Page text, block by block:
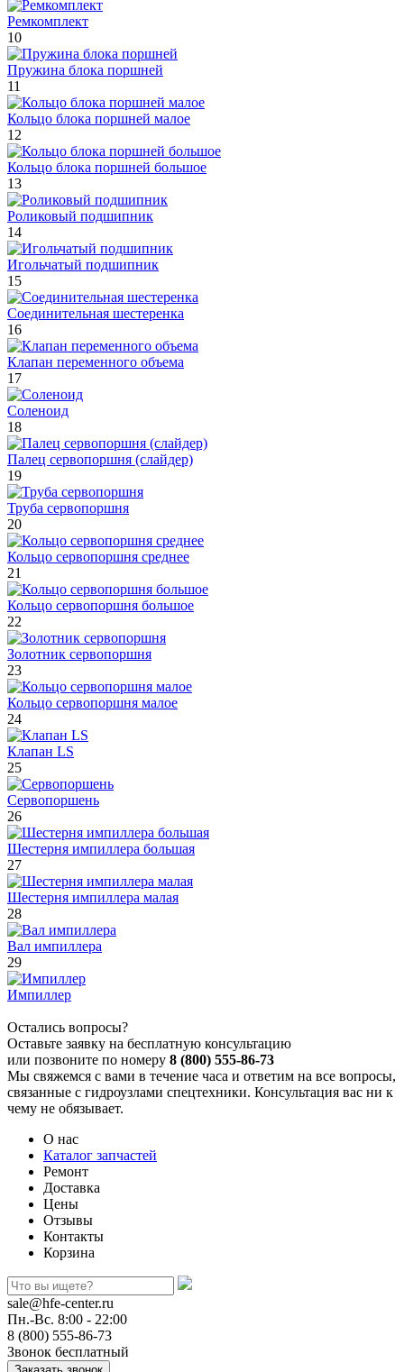
Ремкомплект
10
Пружина блока поршней
11
Кольцо блока поршней малое
12
Кольцо блока поршней большое
13
Роликовый подшипник
14
Игольчатый подшипник
15
Соединительная шестеренка
16
Клапан переменного объема
17
Соленоид
18
Палец сервопоршня (слайдер)
19
Труба сервопоршня
20
Кольцо сервопоршня среднее
21
Кольцо сервопоршня большое
22
Золотник сервопоршня
23
Кольцо сервопоршня малое
24
Клапан LS
25
Сервопоршень
26
Шестерня импиллера большая
27
Шестерня импиллера малая
28
Вал импиллера
29
Импиллер
Остались вопросы?
Оставьте заявку на бесплатную консультацию
или позвоните по номеру 8 (800) 555-86-73
Мы свяжемся с вами в течение часа и ответим на все вопросы,
связанные с гидроузлами спецтехники. Консультация вас ни к
чему не обязывает.
О нас
Каталог запчастей
Ремонт
Доставка
Цены
Отзывы
Контакты
Корзина
sale@hfe-center.ru
Пн.-Вс. 8:00 - 22:00
8 (800) 555-86-73
Звонок бесплатный